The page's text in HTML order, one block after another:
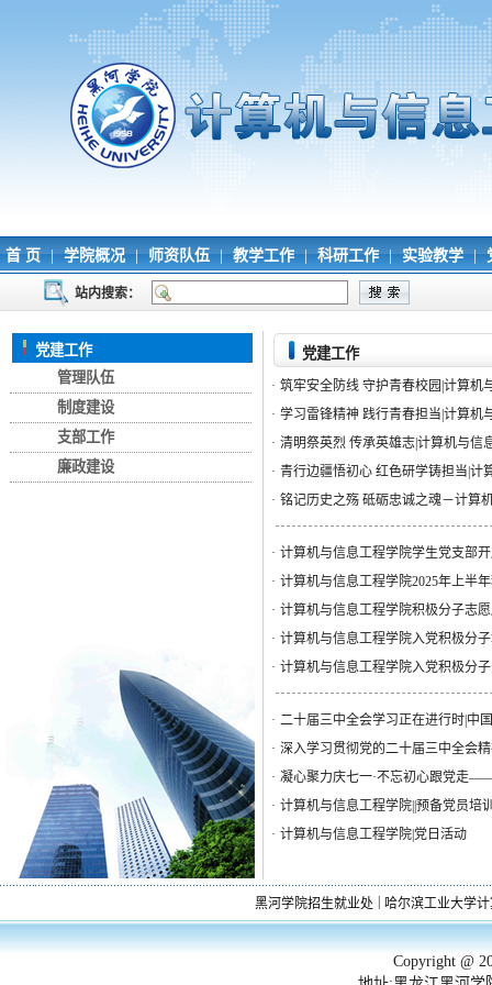
首 页 | 学院概况 | 师资队伍 | 教学工作 | 科研工作 | 实验教学 |
站内搜索：
党建工作
管理队伍
制度建设
支部工作
廉政建设
党建工作
· 筑牢安全防线 守护青春校园|计算机
· 学习雷锋精神 践行青春担当|计算机
· 清明祭英烈 传承英雄志|计算机与信
· 青行边疆悟初心 红色研学铸担当|计
· 铭记历史之殇 砥砺忠诚之魂－计算
· 计算机与信息工程学院学生党支部
· 计算机与信息工程学院2025年上半
· 计算机与信息工程学院积极分子志
· 计算机与信息工程学院入党积极分
· 计算机与信息工程学院入党积极分
· 二十届三中全会学习正在进行时|中
· 深入学习贯彻党的二十届三中全会
· 凝心聚力庆七一·不忘初心跟党走
· 计算机与信息工程学院||预备党员培
· 计算机与信息工程学院|党日活动
黑河学院招生就业处 哈尔滨工业大学
Copyright @